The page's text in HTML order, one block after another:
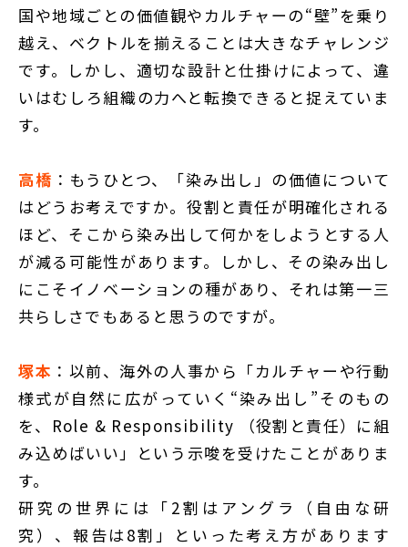
国や地域ごとの価値観やカルチャーの“壁”を乗り
越え、ベクトルを揃えることは大きなチャレンジ
です。しかし、適切な設計と仕掛けによって、違
いはむしろ組織の力へと転換できると捉えていま
す。
高橋 ：もうひとつ、「染み出し」の価値について
はどうお考えですか。役割と責任が明確化される
ほど、そこから染み出して何かをしようとする人
が減る可能性があります。しかし、その染み出し
にこそイノベーションの種があり、それは第一三
共らしさでもあると思うのですが。
塚本 ：以前、海外の人事から「カルチャーや行動
様式が自然に広がっていく“染み出し”そのもの
を、Role & Responsibility （役割と責任）に組
み込めばいい」という示唆を受けたことがありま
す。
研究の世界には「2割はアングラ（自由な研
究）、報告は8割」といった考え方があります